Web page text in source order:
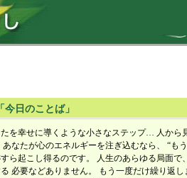
「今日のことば」
を幸せに導くような小さなステップ… 人から
あなたが心のエネルギーを注ぎ込むなら、 “も
ら起こし得るのです。 人生のあらゆる局面で
る 必要などありません。 もう一度だけ繰り返